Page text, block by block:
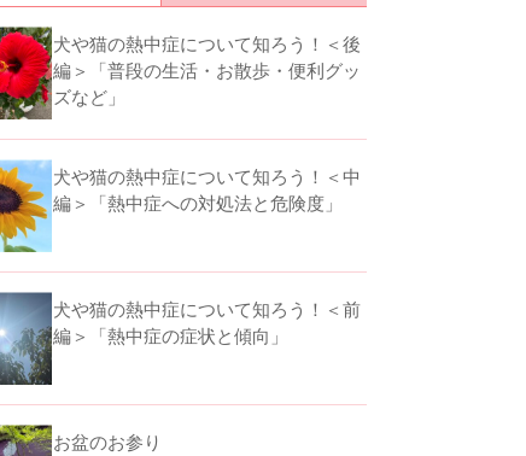
犬や猫の熱中症について知ろう！＜後
編＞「普段の生活・お散歩・便利グッ
ズなど」
犬や猫の熱中症について知ろう！＜中
編＞「熱中症への対処法と危険度」
犬や猫の熱中症について知ろう！＜前
編＞「熱中症の症状と傾向」
お盆のお参り